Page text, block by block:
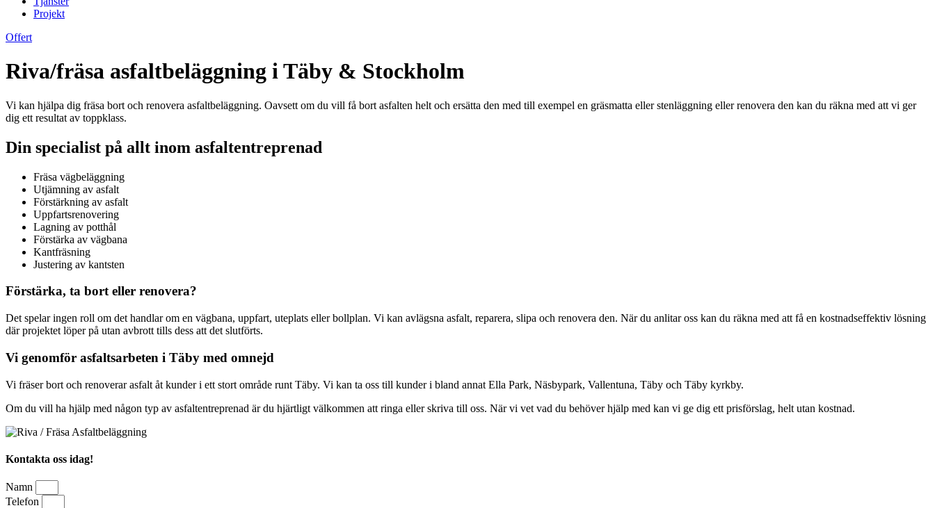
Projekt
Offert
Riva/fräsa asfaltbeläggning i Täby & Stockholm
Vi kan hjälpa dig fräsa bort och renovera asfaltbeläggning. Oavsett om du vill få bort asfalten helt och ersätta den med till exempel en gräsmatta eller stenläggning eller renovera den kan du räkna med att vi ger
dig ett resultat av toppklass.
Din specialist på allt inom asfaltentreprenad
Fräsa vägbeläggning
Utjämning av asfalt
Förstärkning av asfalt
Uppfartsrenovering
Lagning av potthål
Förstärka av vägbana
Kantfräsning
Justering av kantsten
Förstärka, ta bort eller renovera?
Det spelar ingen roll om det handlar om en vägbana, uppfart, uteplats eller bollplan. Vi kan avlägsna asfalt, reparera, slipa och renovera den. När du anlitar oss kan du räkna med att få en kostnadseffektiv lösning
där projektet löper på utan avbrott tills dess att det slutförts.
Vi genomför asfaltsarbeten i Täby med omnejd
Vi fräser bort och renoverar asfalt åt kunder i ett stort område runt Täby. Vi kan ta oss till kunder i bland annat Ella Park, Näsbypark, Vallentuna, Täby och Täby kyrkby.
Om du vill ha hjälp med någon typ av asfaltentreprenad är du hjärtligt välkommen att ringa eller skriva till oss. När vi vet vad du behöver hjälp med kan vi ge dig ett prisförslag, helt utan kostnad.
Kontakta oss idag!
Namn
Telefon